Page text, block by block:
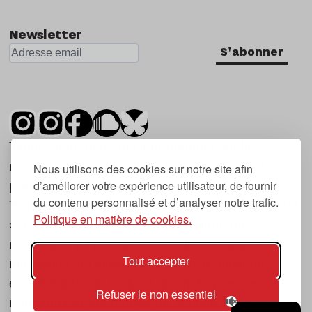
Nous utilisons des cookies sur notre site afin
d’améliorer votre expérience utilisateur, de fournir
du contenu personnalisé et d’analyser notre trafic.
Politique en matière de cookies.
Tout accepter
Refuser le non essentiel
Indie
Newsletter
S'abonner
Tsugi est un mensuel indépendant sur la
musique et les nouvelles tendances, dont la
première parution date de 2007.
Tsugi en japonais signifie « prochain », « suivant
», ce qui correspond à la thématique du
magazine, à l’affût des nouvelles tendances
musicales, qu’elles viennent de la musique
électronique, du rock ou du hip hop, et des
nouveaux phénomènes de société liés à la